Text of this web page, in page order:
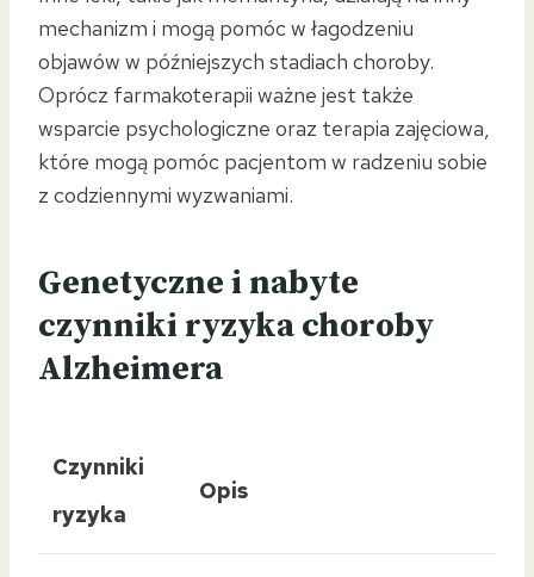
mechanizm i mogą pomóc w łagodzeniu
objawów w późniejszych stadiach choroby.
Oprócz farmakoterapii ważne jest także
wsparcie psychologiczne oraz terapia zajęciowa,
które mogą pomóc pacjentom w radzeniu sobie
z codziennymi wyzwaniami.
Genetyczne i nabyte
czynniki ryzyka choroby
Alzheimera
Czynniki
ryzyka
Opis